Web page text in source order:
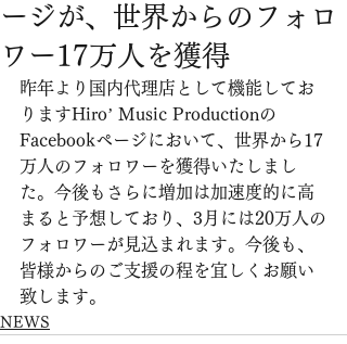
ージが、世界からのフォロ
ワー17万人を獲得
昨年より国内代理店として機能してお
りますHiro’ Music Productionの
Facebookページにおいて、世界から17
万人のフォロワーを獲得いたしまし
た。今後もさらに増加は加速度的に高
まると予想しており、3月には20万人の
フォロワーが見込まれます。今後も、
皆様からのご支援の程を宜しくお願い
致します。
NEWS